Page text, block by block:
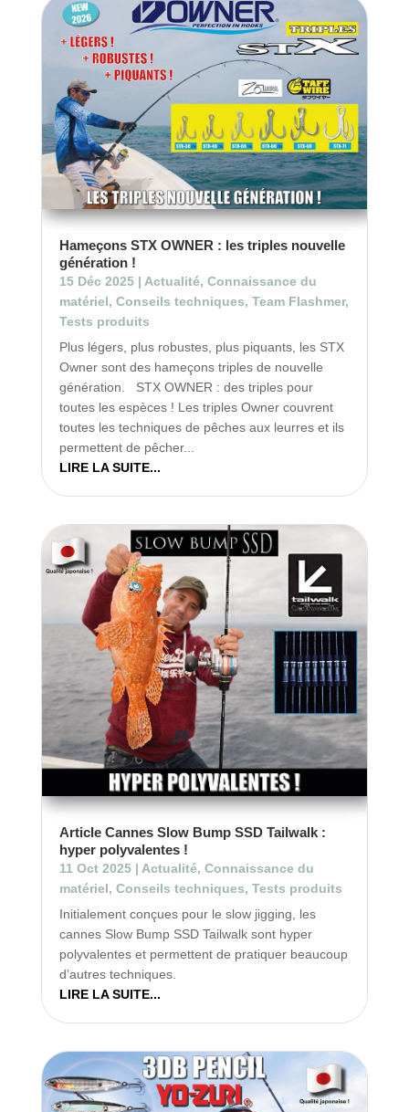
Hameçons STX OWNER : les triples nouvelle
génération !
15 Déc 2025| Actualité, Connaissance du
matériel, Conseils techniques, Team Flashmer,
Tests produits
Plus légers, plus robustes, plus piquants, les STX
Owner sont des hameçons triples de nouvelle
génération. STX OWNER : des triples pour
toutes les espèces ! Les triples Owner couvrent
toutes les techniques de pêches aux leurres et ils
permettent de pêcher...
LIRE LA SUITE...
Article Cannes Slow Bump SSD Tailwalk :
hyper polyvalentes !
11 Oct 2025| Actualité, Connaissance du
matériel, Conseils techniques, Tests produits
Initialement conçues pour le slow jigging, les
cannes Slow Bump SSD Tailwalk sont hyper
polyvalentes et permettent de pratiquer beaucoup
d’autres techniques.
LIRE LA SUITE...